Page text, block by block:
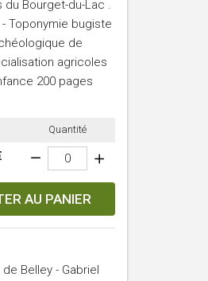
Bourget-du-Lac .
Toponymie bugiste
de
agricoles
200 pages
Quantité
AU PANIER
Belley - Gabriel